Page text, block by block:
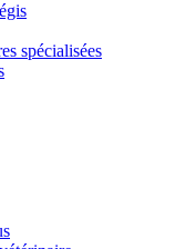
spécialisées